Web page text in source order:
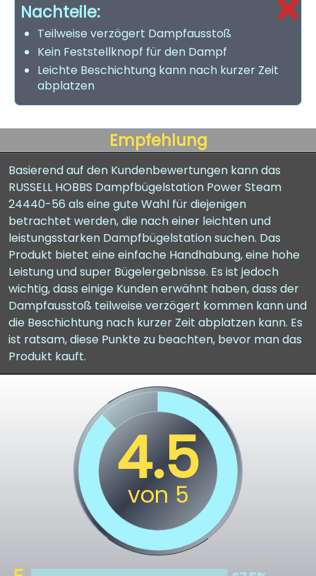
Nachteile:
Teilweise verzögert Dampfausstoß
Kein Feststellknopf für den Dampf
Leichte Beschichtung kann nach kurzer Zeit
abplatzen
Empfehlung
Basierend auf den Kundenbewertungen kann das
RUSSELL HOBBS Dampfbügelstation Power Steam
24440-56 als eine gute Wahl für diejenigen
betrachtet werden, die nach einer leichten und
leistungsstarken Dampfbügelstation suchen. Das
Produkt bietet eine einfache Handhabung, eine hohe
Leistung und super Bügelergebnisse. Es ist jedoch
wichtig, dass einige Kunden erwähnt haben, dass der
Dampfausstoß teilweise verzögert kommen kann und
die Beschichtung nach kurzer Zeit abplatzen kann. Es
ist ratsam, diese Punkte zu beachten, bevor man das
Produkt kauft.